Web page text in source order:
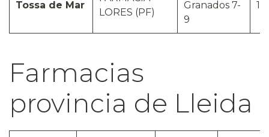
Tossa de Mar
LORES (PF)
Granados 7-
9
Farmacias
provincia de Lleida